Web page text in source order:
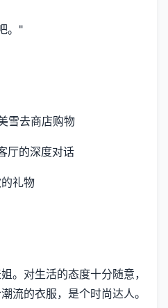
。"
雪去商店购物
厅的深度对话
礼物
。对生活的态度十分随意，
流的衣服，是个时尚达人。